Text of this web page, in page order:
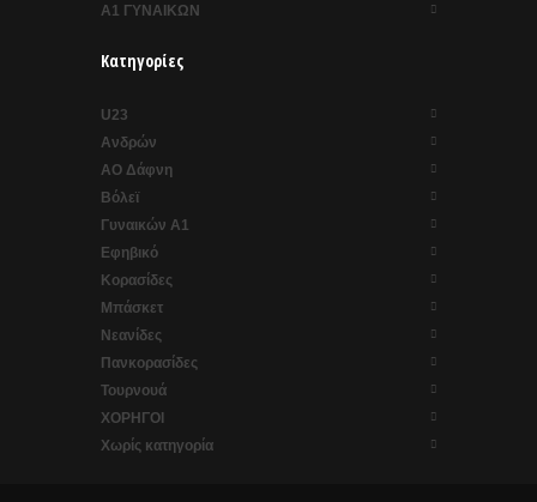
Α1 ΓΥΝΑΙΚΩΝ
Κατηγορίες
U23
Ανδρών
ΑΟ Δάφνη
Βόλεϊ
Γυναικών Α1
Εφηβικό
Κορασίδες
Μπάσκετ
Νεανίδες
Πανκορασίδες
Τουρνουά
ΧΟΡΗΓΟΙ
Χωρίς κατηγορία